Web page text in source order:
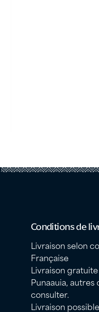
Conditions de
Livraison selon
Française
Livraison
Punaauia,
consulter.
Livraison